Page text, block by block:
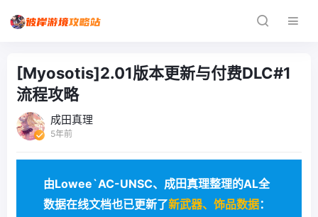
[Myosotis]2.01版本更新与付费DLC#1
流程攻略
成田真理
5年前
由Lowee`AC-UNSC、成田真理整理的AL全
数据在线文档也已更新了新武器、饰品数据：